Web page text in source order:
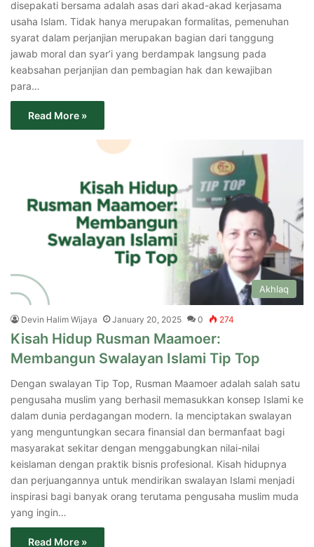
disepakati bersama adalah asas dari akad-akad kerjasama
usaha Islam. Tidak hanya merupakan formalitas, pemenuhan
syarat dalam perjanjian merupakan bagian dari tanggung
jawab moral dan syar’i yang berdampak langsung pada
keabsahan perjanjian dan pembagian hak dan kewajiban
para…
Read More »
Akhlaq
Devin Halim Wijaya January 20, 2025 0 274
Kisah Hidup Rusman Maamoer:
Membangun Swalayan Islami Tip Top
Dengan swalayan Tip Top, Rusman Maamoer adalah salah satu
pengusaha muslim yang berhasil memasukkan konsep Islami ke
dalam dunia perdagangan modern. Ia menciptakan swalayan
yang menguntungkan secara finansial dan bermanfaat bagi
masyarakat sekitar dengan menggabungkan nilai-nilai
keislaman dengan praktik bisnis profesional. Kisah hidupnya
dan perjuangannya untuk mendirikan swalayan Islami menjadi
inspirasi bagi banyak orang terutama pengusaha muslim muda
yang ingin…
Read More »